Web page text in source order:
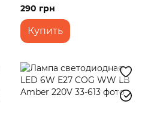
Amber 220V
290 грн
Купить